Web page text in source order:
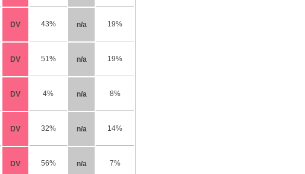
DV 43% n/a 19%
DV 51% n/a 19%
DV 4% n/a 8%
DV 32% n/a 14%
DV 56% n/a 7%